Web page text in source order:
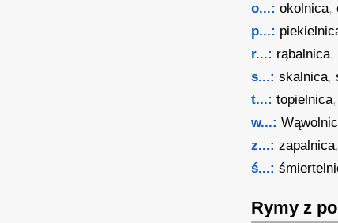
o...: okolnica,
p...:
r...: rąbalnica,
s...: skalnica,
t...: topielnica
w...:
z...: zapalnica
ś...:
Rymy z